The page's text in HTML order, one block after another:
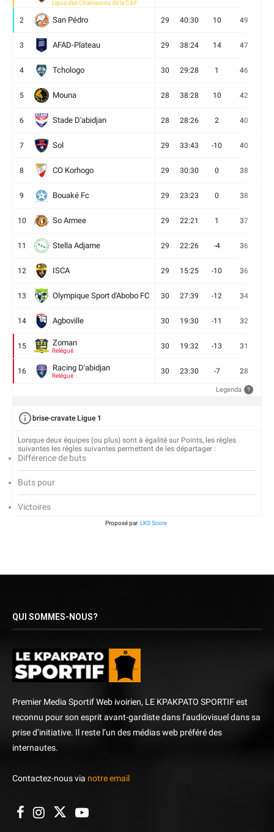
Ligue des Champions de la CAF
2 San Pédro 29 40:30 10 49
3 AFAD-Plateau 29 38:24 14 47
4 Tchologo 30 29:28 1 46
5 Mouna 28 38:28 10 42
6 Stade D'abidjan 28 28:26 2 40
7 Sol 29 33:43 -10 40
8 CO Korhogo 29 30:30 0 38
9 Bouaké Fc 29 23:23 0 38
10 So Armee 29 22:21 1 37
11 Stella Adjame 29 22:26 -4 36
12 ISCA 29 15:25 -10 36
13 Olympique Sport d'Abobo FC 30 27:39 -12 34
14 Agboville 30 19:30 -11 32
15 Zoman
Relégué
30 19:32 -13 31
16 Racing D'abidjan
Relégué
30 23:30 -7 28
Legenda ?
brise-cravate Ligue 1
Lorsque deux équipes (ou plus) sont à égalité sur Points, les règles
suivantes les règles suivantes permettent de les départager :
Différence de buts
Buts pour
Victoires
Proposé par LKS Score
QUI SOMMES-NOUS?
Premier Media Sportif Web ivoirien, LE KPAKPATO SPORTIF est
reconnu pour son esprit avant-gardiste dans l’audiovisuel dans sa
prise d’initiative. Il reste l’un des médias web préféré des
internautes.
Contactez-nous via notre email